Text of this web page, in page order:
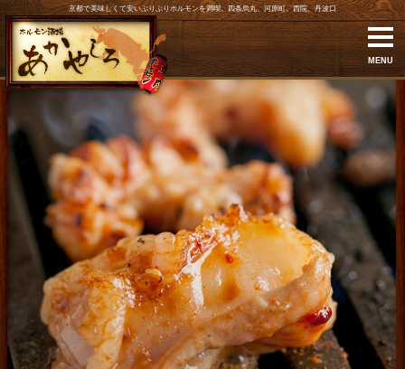
京都で美味しくて安いぷりぷりホルモンを満喫。四条烏丸、河原町、西院、丹波口
MENU